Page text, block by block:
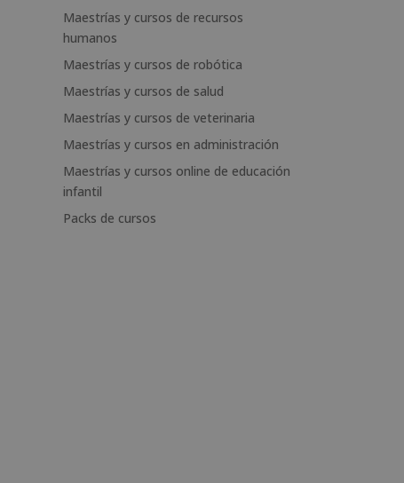
Maestrías y cursos de recursos
humanos
Maestrías y cursos de robótica
Maestrías y cursos de salud
Maestrías y cursos de veterinaria
Maestrías y cursos en administración
Maestrías y cursos online de educación
infantil
Packs de cursos